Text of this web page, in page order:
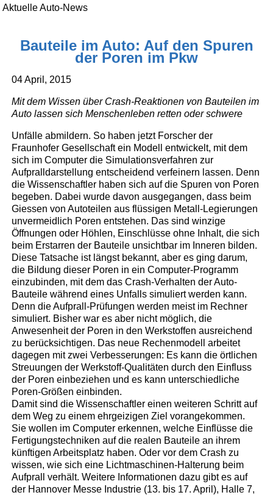
Aktuelle Auto-News
Bauteile im Auto: Auf den Spuren
der Poren im Pkw
04 April, 2015
Mit dem Wissen über Crash-Reaktionen von Bauteilen im
Auto lassen sich Menschenleben retten oder schwere
Unfälle abmildern. So haben jetzt Forscher der
Fraunhofer Gesellschaft ein Modell entwickelt, mit dem
sich im Computer die Simulationsverfahren zur
Aufpralldarstellung entscheidend verfeinern lassen. Denn
die Wissenschaftler haben sich auf die Spuren von Poren
begeben. Dabei wurde davon ausgegangen, dass beim
Giessen von Autoteilen aus flüssigen Metall-Legierungen
unvermeidlich Poren entstehen. Das sind winzige
Öffnungen oder Höhlen, Einschlüsse ohne Inhalt, die sich
beim Erstarren der Bauteile unsichtbar im Inneren bilden.
Diese Tatsache ist längst bekannt, aber es ging darum,
die Bildung dieser Poren in ein Computer-Programm
einzubinden, mit dem das Crash-Verhalten der Auto-
Bauteile während eines Unfalls simuliert werden kann.
Denn die Aufprall-Prüfungen werden meist im Rechner
simuliert. Bisher war es aber nicht möglich, die
Anwesenheit der Poren in den Werkstoffen ausreichend
zu berücksichtigen. Das neue Rechenmodell arbeitet
dagegen mit zwei Verbesserungen: Es kann die örtlichen
Streuungen der Werkstoff-Qualitäten durch den Einfluss
der Poren einbeziehen und es kann unterschiedliche
Poren-Größen einbinden.
Damit sind die Wissenschaftler einen weiteren Schritt auf
dem Weg zu einem ehrgeizigen Ziel vorangekommen.
Sie wollen im Computer erkennen, welche Einflüsse die
Fertigungstechniken auf die realen Bauteile an ihrem
künftigen Arbeitsplatz haben. Oder vor dem Crash zu
wissen, wie sich eine Lichtmaschinen-Halterung beim
Aufprall verhält. Weitere Informationen dazu gibt es auf
der Hannover Messe Industrie (13. bis 17. April), Halle 7,